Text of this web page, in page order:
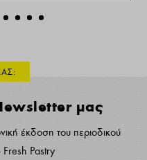
μας
έκδοση του περιοδικού
Pastry